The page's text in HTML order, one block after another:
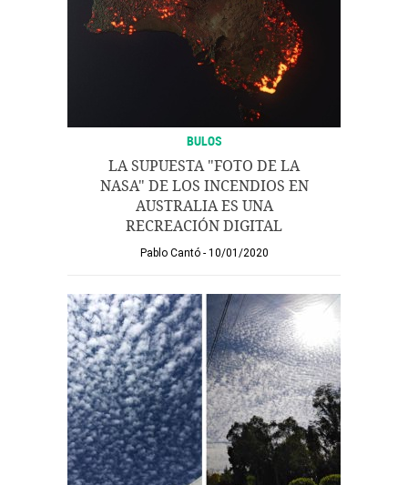
BULOS
LA SUPUESTA "FOTO DE LA
NASA" DE LOS INCENDIOS EN
AUSTRALIA ES UNA
RECREACIÓN DIGITAL
Pablo Cantó 10/01/2020